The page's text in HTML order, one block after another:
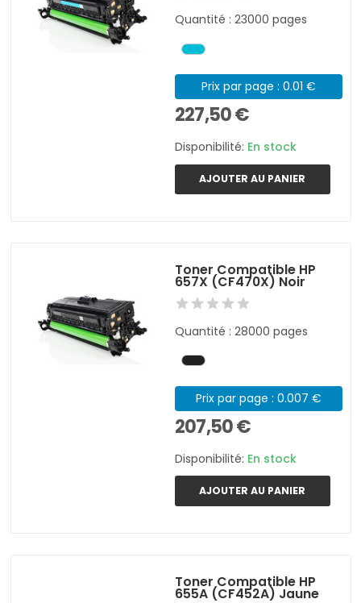
Quantité : 23000 pages
Prix par page : 0.01 €
227,50 €
Disponibilité: En stock
AJOUTER AU PANIER
Toner Compatible HP
657X (CF470X) Noir
Quantité : 28000 pages
Prix par page : 0.007 €
207,50 €
Disponibilité: En stock
AJOUTER AU PANIER
Toner Compatible HP
655A (CF452A) Jaune